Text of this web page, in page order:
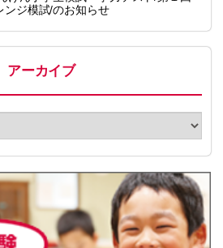
ンジ模試/のお知らせ
アーカイブ